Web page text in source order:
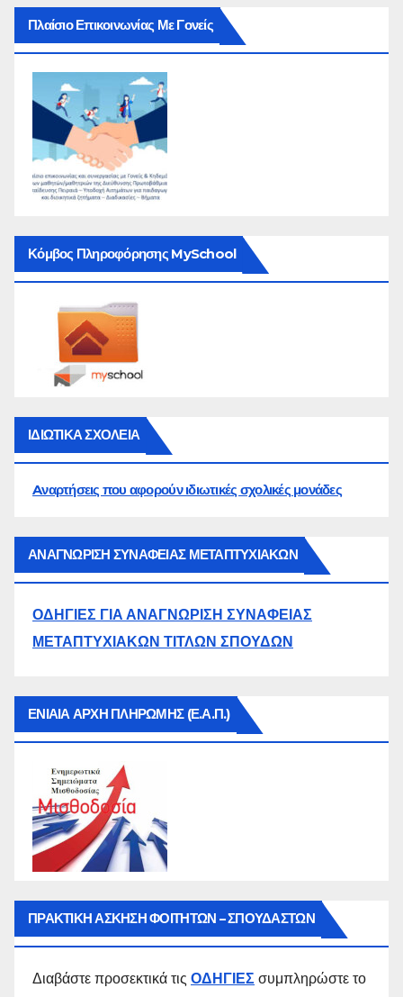
Πλαίσιο Επικοινωνίας Με Γονείς
Κόμβος Πληροφόρησης MySchool
ΙΔΙΩΤΙΚΑ ΣΧΟΛΕΙΑ
Aναρτήσεις που αφορούν ιδιωτικές σχολικές μονάδες
ΑΝΑΓΝΩΡΙΣΗ ΣΥΝΑΦΕΙΑΣ ΜΕΤΑΠΤΥΧΙΑΚΩΝ
ΟΔΗΓΙΕΣ ΓΙΑ ΑΝΑΓΝΩΡΙΣΗ ΣΥΝΑΦΕΙΑΣ
ΜΕΤΑΠΤΥΧΙΑΚΩΝ ΤΙΤΛΩΝ ΣΠΟΥΔΩΝ
ΕΝΙΑΙΑ ΑΡΧΗ ΠΛΗΡΩΜΗΣ (Ε.Α.Π.)
ΠΡΑΚΤΙΚΗ ΑΣΚΗΣΗ ΦΟΙΤΗΤΩΝ – ΣΠΟΥΔΑΣΤΩΝ
Διαβάστε προσεκτικά τις ΟΔΗΓΙΕΣ συμπληρώστε το